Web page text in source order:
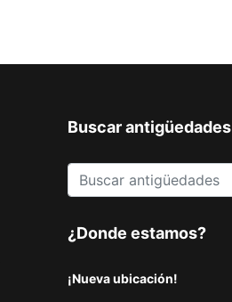
Buscar antigüedades
¿Donde estamos?
¡Nueva ubicación!